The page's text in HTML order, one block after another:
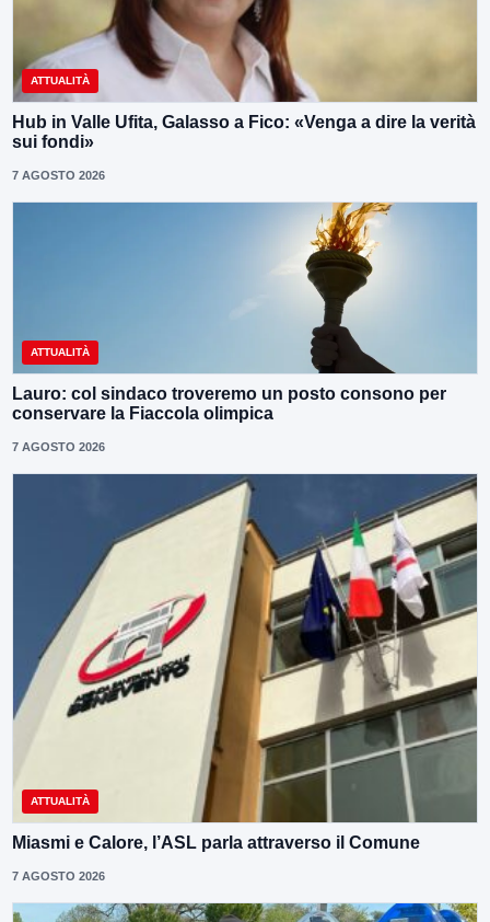
ATTUALITÀ
Hub in Valle Ufita, Galasso a Fico: «Venga a dire la verità
sui fondi»
7 AGOSTO 2026
ATTUALITÀ
Lauro: col sindaco troveremo un posto consono per
conservare la Fiaccola olimpica
7 AGOSTO 2026
ATTUALITÀ
Miasmi e Calore, l’ASL parla attraverso il Comune
7 AGOSTO 2026